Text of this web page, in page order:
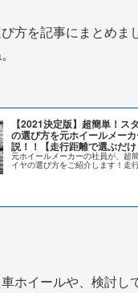
方を記事にまとめま
【2021決定版】超簡単！ス
の選び方を元ホイールメー
説！！【走行距離で選ぶだけ
元ホイールメーカーの社員が、超
イヤの選び方をご紹介します！走
車ホイールや、検討し